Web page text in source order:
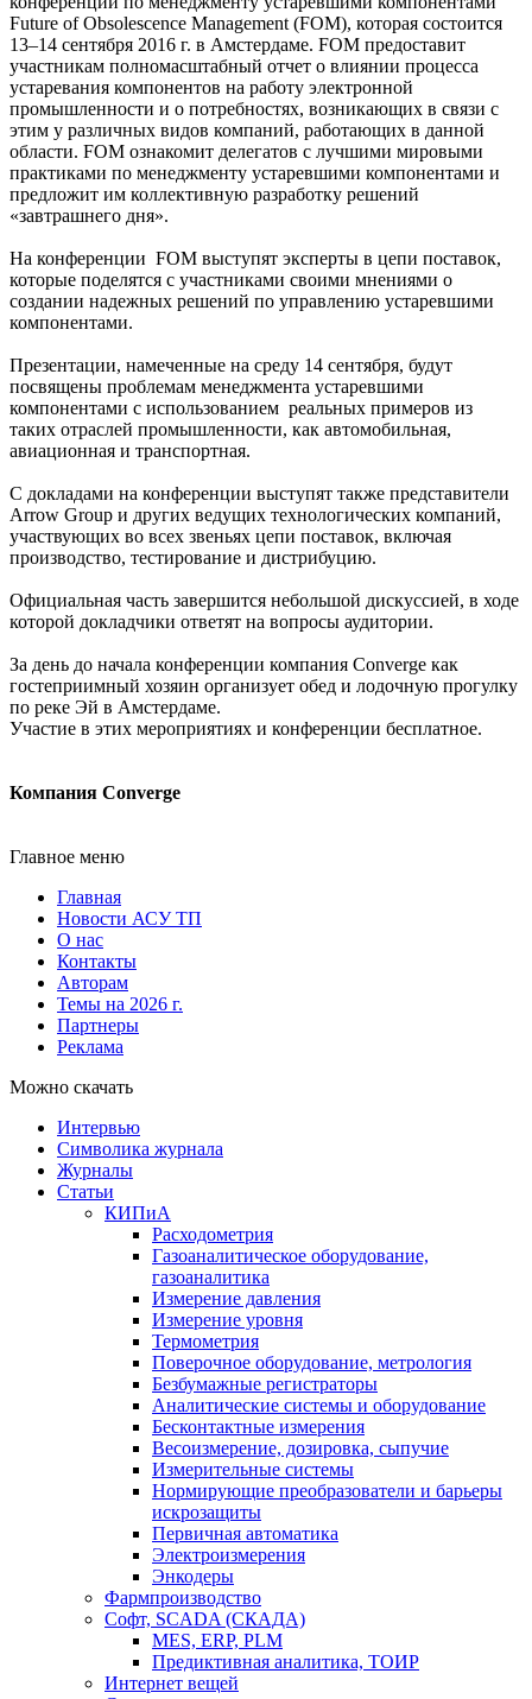
Future of Obsolescence Management (FOM), которая состоится
13–14 сентября 2016 г. в Амстердаме. FOM предоставит
участникам полномасштабный отчет о влиянии процесса
устаревания компонентов на работу электронной
промышленности и о потребностях, возникающих в связи с
этим у различных видов компаний, работающих в данной
области. FOM ознакомит делегатов с лучшими мировыми
практиками по менеджменту устаревшими компонентами и
предложит им коллективную разработку решений
«завтрашнего дня».
На конференции FOM выступят эксперты в цепи поставок,
которые поделятся с участниками своими мнениями о
создании надежных решений по управлению устаревшими
компонентами.
Презентации, намеченные на среду 14 сентября, будут
посвящены проблемам менеджмента устаревшими
компонентами с использованием реальных примеров из
таких отраслей промышленности, как автомобильная,
авиационная и транспортная.
С докладами на конференции выступят также представители
Arrow Group и других ведущих технологических компаний,
участвующих во всех звеньях цепи поставок, включая
производство, тестирование и дистрибуцию.
Официальная часть завершится небольшой дискуссией, в ходе
которой докладчики ответят на вопросы аудитории.
За день до начала конференции компания Converge как
гостеприимный хозяин организует обед и лодочную прогулку
по реке Эй в Амстердаме.
Участие в этих мероприятиях и конференции бесплатное.
Компания Converge
Главное меню
Главная
Новости АСУ ТП
О нас
Контакты
Авторам
Темы на 2026 г.
Партнеры
Реклама
Можно скачать
Интервью
Символика журнала
Журналы
Статьи
КИПиА
Расходометрия
Газоаналитическое оборудование,
газоаналитика
Измерение давления
Измерение уровня
Термометрия
Поверочное оборудование, метрология
Безбумажные регистраторы
Аналитические системы и оборудование
Бесконтактные измерения
Весоизмерение, дозировка, сыпучие
Измерительные системы
Нормирующие преобразователи и барьеры
искрозащиты
Первичная автоматика
Электроизмерения
Энкодеры
Фармпроизводство
Софт, SCADA (СКАДА)
MES, ERP, PLM
Предиктивная аналитика, ТОИР
Интернет вещей